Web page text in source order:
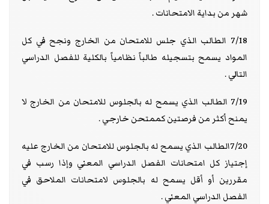
شهر من بداية الامتحانات .
7/18 الطالب الذي جلس للامتحان من الخارج ونجح في كل
المواد يسمح بتسجيله طالباً نظامياً بالكلية للفصل الدراسي
التالي .
7/19 الطالب الذي يسمح له بالجلوس للامتحان من الخارج لا
يمنح أكثر من فرصتين كممتحن خارجي .
7/20الطالب الذي يسمح له بالجلوس للامتحان من الخارج عليه
إجتياز كل امتحانات الفصل الدراسي المعني وإذا رسب في
مقررين أو أقل يسمح له بالجلوس لامتحانات الملاحق في
الفصل الدراسي المعني .